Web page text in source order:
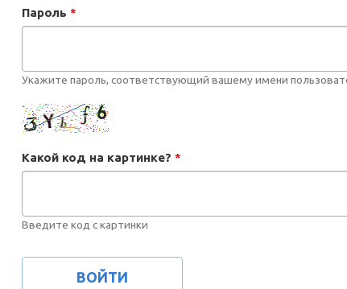
Пароль *
Укажите пароль, соответствующий вашему имени
Какой код на картинке? *
Введите код с картинки